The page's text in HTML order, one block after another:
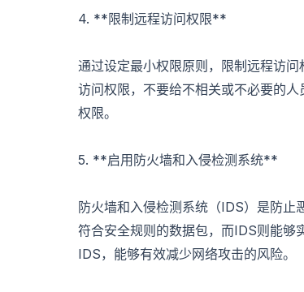
4. **限制远程访问权限**
通过设定最小权限原则，限制远程访
访问权限，不要给不相关或不必要的
权限。
5. **启用防火墙和入侵检测系统**
防火墙和入侵检测系统（IDS）是防止
符合安全规则的数据包，而IDS则能够
IDS，能够有效减少网络攻击的风险。